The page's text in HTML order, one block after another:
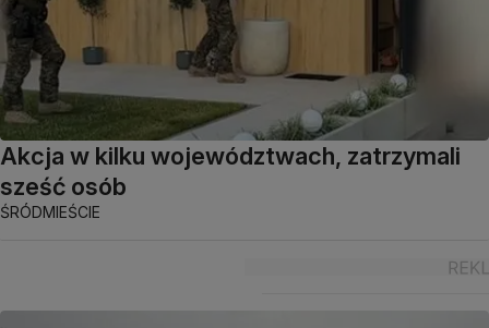
Akcja w kilku województwach, zatrzymali
sześć osób
ŚRÓDMIEŚCIE